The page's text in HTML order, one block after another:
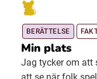
BERÄTTELSE
Min plats
Jag tycker om att